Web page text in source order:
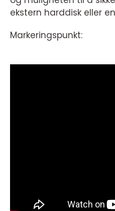
ekstern harddisk eller
Markeringspunkt: